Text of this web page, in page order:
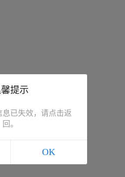
提示
息已失效，请点击返
回。
OK